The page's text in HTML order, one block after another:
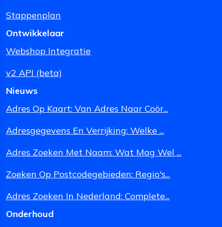
Stappenplan
Ontwikkelaar
Webshop Integratie
v2 API (beta)
Nieuws
Adres Op Kaart: Van Adres Naar Coör...
Adresgegevens En Verrijking: Welke ...
Adres Zoeken Met Naam: Wat Mag Wel ...
Zoeken Op Postcodegebieden: Regio's...
Adres Zoeken In Nederland: Complete...
Onderhoud